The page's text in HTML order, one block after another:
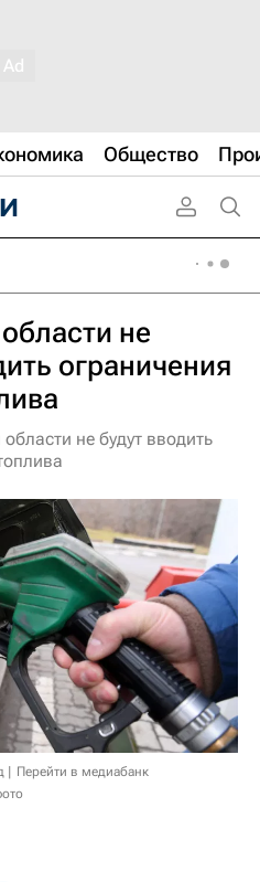
Общество
не
ограничения
не будут вводить
Перейти в медиабанк